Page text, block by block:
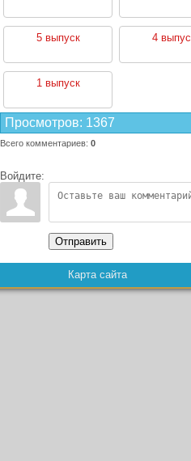
5 выпуск 4
1 выпуск
Просмотров: 1367
Всего комментариев: 0
Войдите:
Отправить
Карта сайта